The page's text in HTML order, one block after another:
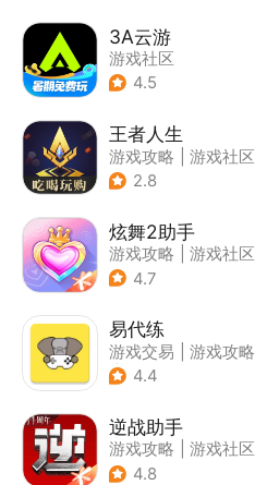
3A云游
游戏社区
4.5
王者人生
游戏攻略
游戏社区
2.8
炫舞2助手
游戏攻略
游戏社区
4.7
易代练
游戏交易
游戏攻略
| 游戏社区
4.4
逆战助手
游戏攻略
游戏社区
4.8